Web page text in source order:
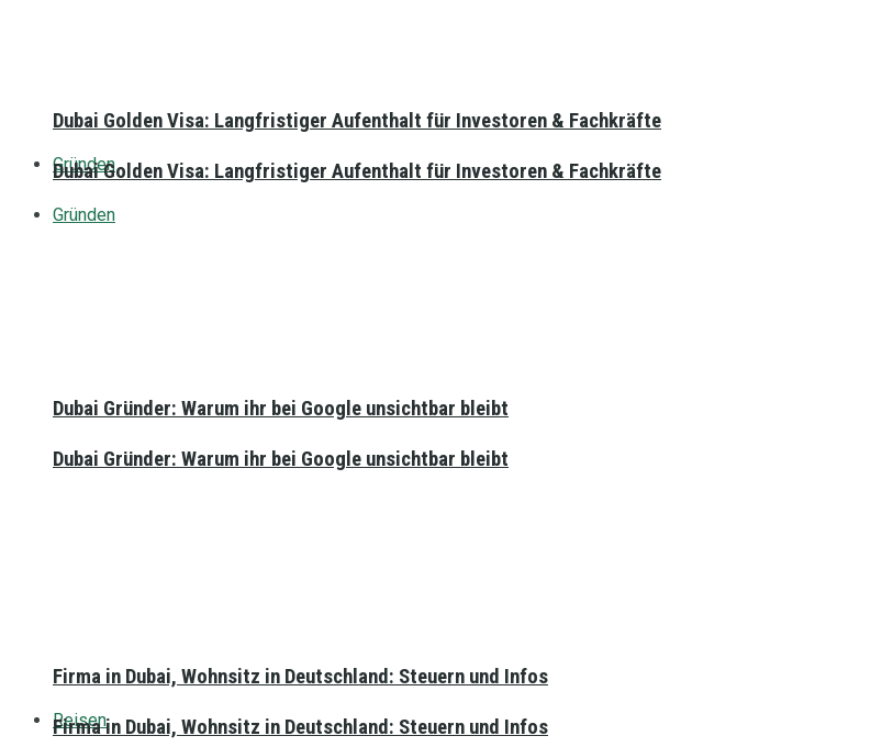
Dubai Golden Visa: Langfristiger Aufenthalt für Investoren & Fachkräfte
Gründen
Dubai Gründer: Warum ihr bei Google unsichtbar bleibt
Firma in Dubai, Wohnsitz in Deutschland: Steuern und Infos
Reisen
Dubai Golden Visa: Langfristiger Aufenthalt für Investoren & Fachkräfte
Gründen
Dubai Gründer: Warum ihr bei Google unsichtbar bleibt
Firma in Dubai, Wohnsitz in Deutschland: Steuern und Infos